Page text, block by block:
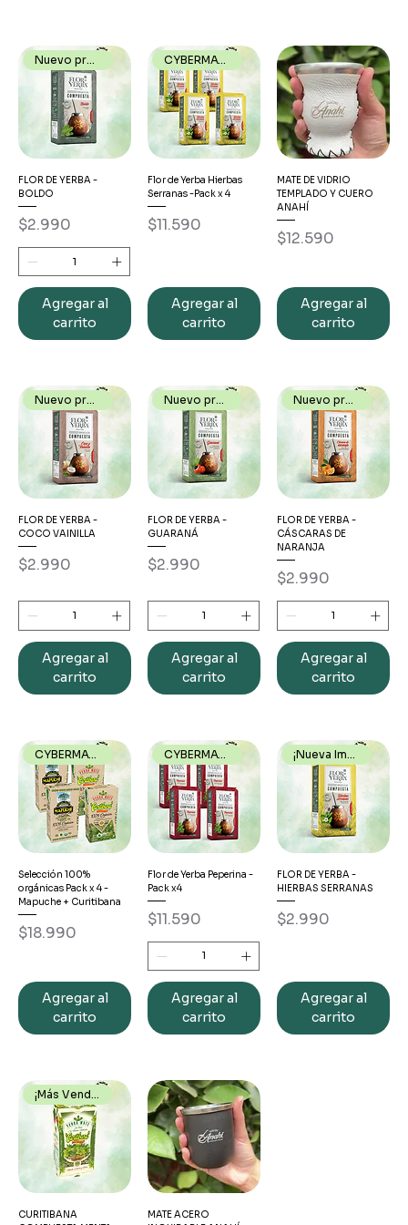
Nuevo producto
FLOR DE YERBA -
BOLDO
Precio
$2.990
Agregar al
carrito
CYBERMATE26
Flor de Yerba Hierbas
Serranas -Pack x 4
Precio
$11.590
Agregar al
carrito
MATE DE VIDRIO
TEMPLADO Y CUERO
ANAHÍ
Precio
$12.590
Agregar al
carrito
Nuevo producto
FLOR DE YERBA -
COCO VAINILLA
Precio
$2.990
Agregar al
carrito
Nuevo producto
FLOR DE YERBA -
GUARANÁ
Precio
$2.990
Agregar al
carrito
Nuevo producto
FLOR DE YERBA -
CÁSCARAS DE
NARANJA
Precio
$2.990
Agregar al
carrito
CYBERMATE26
Selección 100%
orgánicas Pack x 4 -
Mapuche + Curitibana
Precio
$18.990
Agregar al
carrito
CYBERMATE26
Flor de Yerba Peperina -
Pack x4
Precio
$11.590
Agregar al
carrito
FLOR DE YERBA -
HIERBAS SERRANAS
Precio
$2.990
Agregar al
carrito
¡Más Vendido!
CURITIBANA
MATE ACERO